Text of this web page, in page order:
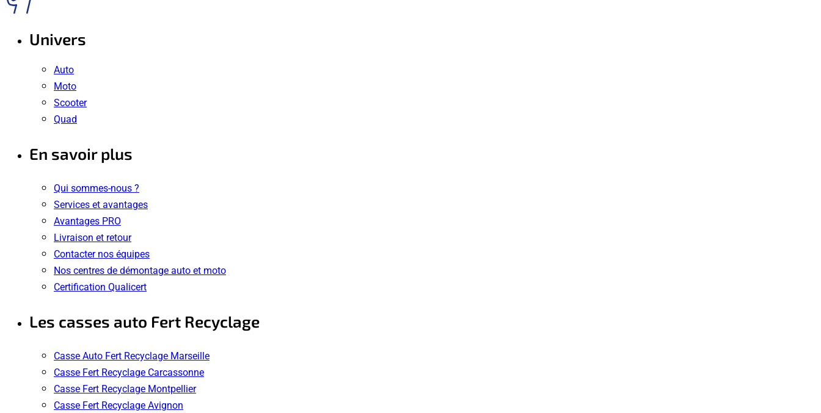
Univers
Auto
Moto
Scooter
Quad
En savoir plus
Qui sommes-nous ?
Services et avantages
Avantages PRO
Livraison et retour
Contacter nos équipes
Nos centres de démontage auto et moto
Certification Qualicert
Les casses auto Fert Recyclage
Casse Auto Fert Recyclage Marseille
Casse Fert Recyclage Carcassonne
Casse Fert Recyclage Montpellier
Casse Fert Recyclage Avignon